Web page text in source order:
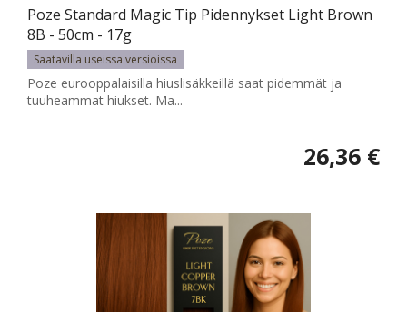
Poze Standard Magic Tip Pidennykset Light Brown
8B - 50cm - 17g
Saatavilla useissa versioissa
Poze eurooppalaisilla hiuslisäkkeillä saat pidemmät ja
tuuheammat hiukset. Ma...
26,36 €